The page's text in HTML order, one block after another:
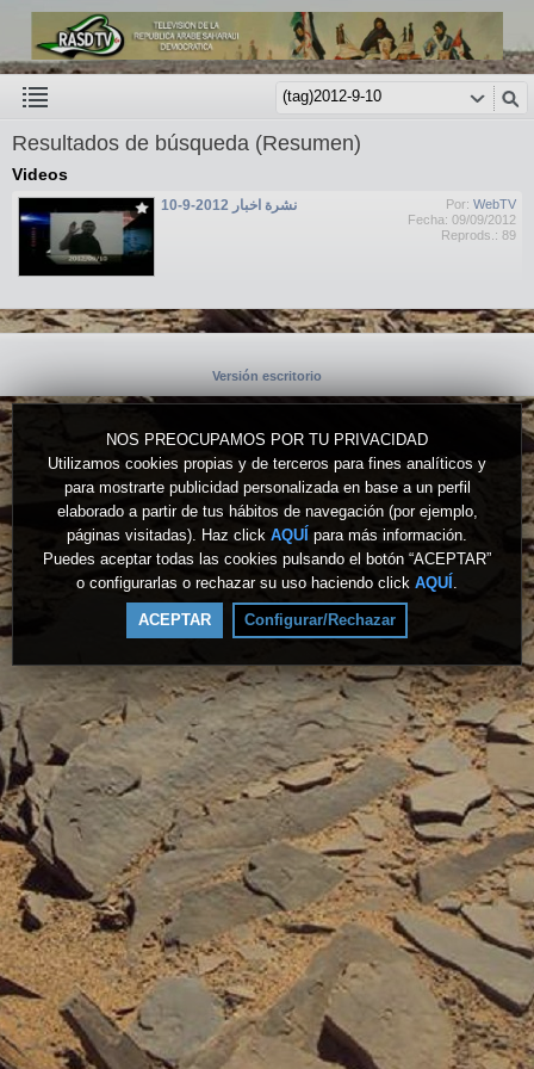
NOS PREOCUPAMOS POR TU PRIVACIDAD
Utilizamos cookies propias y de terceros para fines analíticos y
para mostrarte publicidad personalizada en base a un perfil
elaborado a partir de tus hábitos de navegación (por ejemplo,
páginas visitadas). Haz click AQUÍ para más información.
Puedes aceptar todas las cookies pulsando el botón “ACEPTAR”
o configurarlas o rechazar su uso haciendo click AQUÍ .
ACEPTAR Configurar/Rechazar
Resultados de búsqueda (Resumen)
Videos
Por: WebTV
Fecha: 09/09/2012
Reprods.: 89
نشرة اخبار 2012-9-10
Versión escritorio